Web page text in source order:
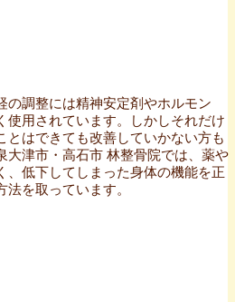
の調整には精神安定剤やホルモン
使用されています。しかしそれだけ
とはできても改善していかない方も
大津市・高石市 林整骨院では、薬や
、低下してしまった身体の機能を正
を取っています。